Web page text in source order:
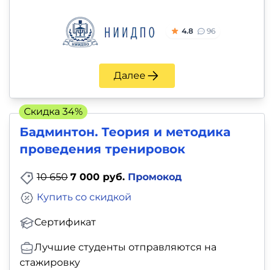
4.8 96
Далее
Бадминтон. Теория и методика
проведения тренировок
10 650 7 000 руб. Промокод
Сертификат
Купить со скидкой
Лучшие студенты отправляются на
стажировку
Скидка 34%